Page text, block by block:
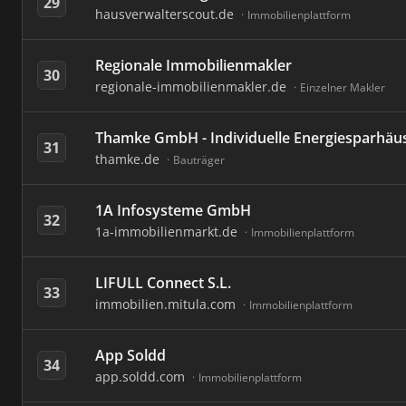
hausverwalterscout.de Immobilienplattform
30 Regionale Immobilienmakler
regionale-immobilienmakler.de Einzelner Makler
31 Thamke GmbH - Individuelle
thamke.de Bauträger
32 1A Infosysteme GmbH
1a-immobilienmarkt.de Immobilienplattform
33 LIFULL Connect S.L.
immobilien.mitula.com Immobilienplattform
34 App Soldd
app.soldd.com Immobilienplattform